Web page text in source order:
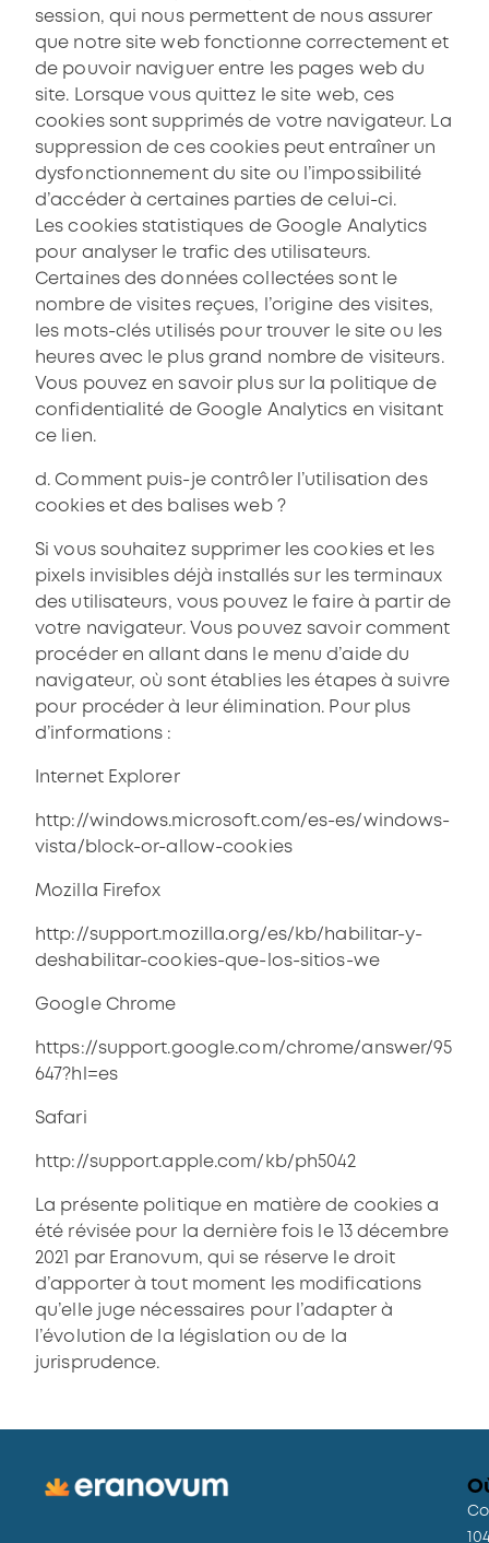
session, qui nous permettent de nous assurer
que notre site web fonctionne correctement et
de pouvoir naviguer entre les pages web du
site. Lorsque vous quittez le site web, ces
cookies sont supprimés de votre navigateur. La
suppression de ces cookies peut entraîner un
dysfonctionnement du site ou l’impossibilité
d’accéder à certaines parties de celui-ci.
Les cookies statistiques de Google Analytics
pour analyser le trafic des utilisateurs.
Certaines des données collectées sont le
nombre de visites reçues, l’origine des visites,
les mots-clés utilisés pour trouver le site ou les
heures avec le plus grand nombre de visiteurs.
Vous pouvez en savoir plus sur la politique de
confidentialité de Google Analytics en visitant
ce lien.
d. Comment puis-je contrôler l’utilisation des
cookies et des balises web ?
Si vous souhaitez supprimer les cookies et les
pixels invisibles déjà installés sur les terminaux
des utilisateurs, vous pouvez le faire à partir de
votre navigateur. Vous pouvez savoir comment
procéder en allant dans le menu d’aide du
navigateur, où sont établies les étapes à suivre
pour procéder à leur élimination. Pour plus
d’informations :
Internet Explorer
http://windows.microsoft.com/es-es/windows-
vista/block-or-allow-cookies
Mozilla Firefox
http://support.mozilla.org/es/kb/habilitar-y-
deshabilitar-cookies-que-los-sitios-we
Google Chrome
https://support.google.com/chrome/answer/95
647?hl=es
Safari
http://support.apple.com/kb/ph5042
La présente politique en matière de cookies a
été révisée pour la dernière fois le 13 décembre
2021 par Eranovum, qui se réserve le droit
d’apporter à tout moment les modifications
qu’elle juge nécessaires pour l’adapter à
l’évolution de la législation ou de la
jurisprudence.